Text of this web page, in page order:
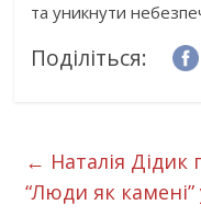
та уникнути
Поділіться:
← Наталія Дідик
“Люди як